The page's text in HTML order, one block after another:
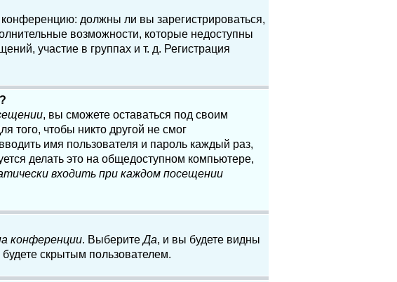
конференцию: должны ли вы зарегистрироваться,
возможности, которые недоступны
участие в группах и т. д. Регистрация
, вы сможете оставаться под своим
того, чтобы никто другой не смог
имя пользователя и пароль каждый раз,
делать это на общедоступном компьютере,
входить при каждом посещении
конференции. ВыберитеДа, и вы будете видны
скрытым пользователем.